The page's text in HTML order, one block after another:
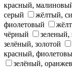
красный,
серый
жёлтый,
фиолетовый
чёрный
зелёный, золотой
красный,
зелёный,